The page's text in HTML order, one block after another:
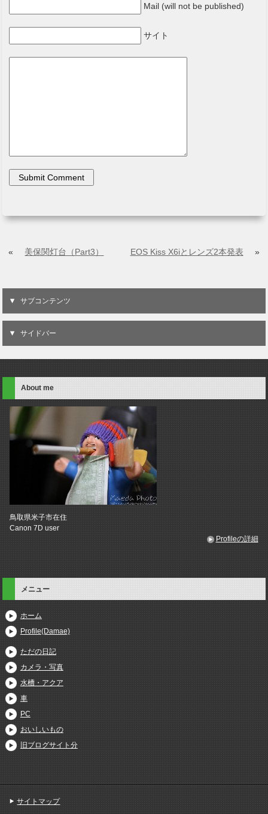
Mail (will not be published)
サイト
« 美保関灯台（Part3） EOS Kiss X6iとレンズ2本発表 »
サブコンテンツ
サイドバー
About me
鳥取県米子市在住
Canon 7D user
Profileの詳細
メニュー
ホーム
Profile(Damae)
ただの日記
カメラ・写真
水槽・アクア
車
PC
おいしいもの
旧ブログサイト分
サイトマップ